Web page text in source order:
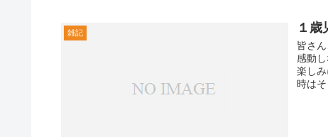
雑記 １歳
皆さ
感動
楽し
時はそ